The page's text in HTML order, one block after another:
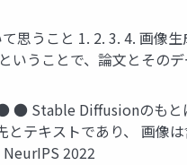
思うこと 1. 2. 3. 4. 画像
いうことで、論文とその
Stable Diffusionのもと
とテキストであり、 画像
2022